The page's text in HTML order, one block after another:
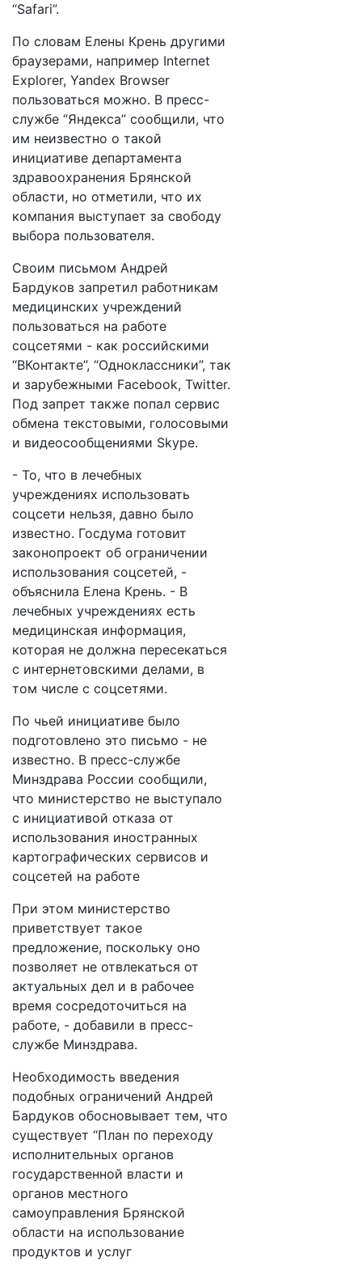
“Safari”.
По словам Елены Крень другими
браузерами, например Internet
Explorer, Yandex Browser
пользоваться можно. В пресс-
службе “Яндекса” сообщили, что
им неизвестно о такой
инициативе департамента
здравоохранения Брянской
области, но отметили, что их
компания выступает за свободу
выбора пользователя.
Своим письмом Андрей
Бардуков запретил работникам
медицинских учреждений
пользоваться на работе
соцсетями - как российскими
“ВКонтакте”, “Одноклассники”, так
и зарубежными Facebook, Twitter.
Под запрет также попал сервис
обмена текстовыми, голосовыми
и видеосообщениями Skype.
- То, что в лечебных
учреждениях использовать
соцсети нельзя, давно было
известно. Госдума готовит
законопроект об ограничении
использования соцсетей, -
объяснила Елена Крень. - В
лечебных учреждениях есть
медицинская информация,
которая не должна пересекаться
с интернетовскими делами, в
том числе с соцсетями.
По чьей инициативе было
подготовлено это письмо - не
известно. В пресс-службе
Минздрава России сообщили,
что министерство не выступало
с инициативой отказа от
использования иностранных
картографических сервисов и
соцсетей на работе
При этом министерство
приветствует такое
предложение, поскольку оно
позволяет не отвлекаться от
актуальных дел и в рабочее
время сосредоточиться на
работе, - добавили в пресс-
службе Минздрава.
Необходимость введения
подобных ограничений Андрей
Бардуков обосновывает тем, что
существует “План по переходу
исполнительных органов
государственной власти и
органов местного
самоуправления Брянской
области на использование
продуктов и услуг